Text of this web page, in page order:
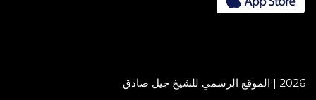
2026 | الموقع الرسمي للشيخ جيل صادق